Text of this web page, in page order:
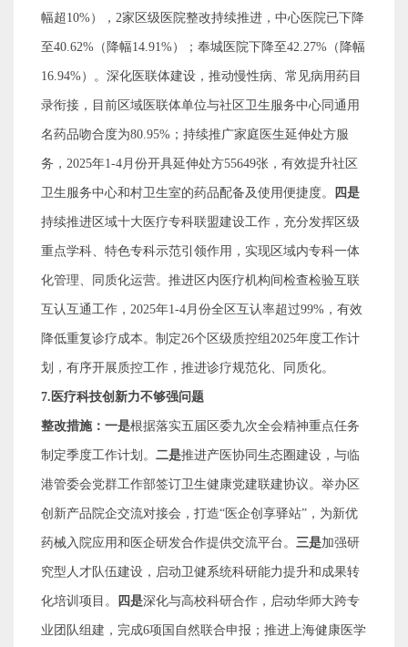
幅超 10%）， 2家区级医院整改持续推进，中心医院已下降
至40.62% （降幅14.91%）；奉城医院下降至42.27% （降幅
16.94%）。 深化医联体建设，推动慢性病、常见病用药目
录衔接，目前区域医联体单位与社区卫生服务中心同通用
名药品吻合度为80.95% ；持续推广家庭医生延伸处方服
务， 2025年1-4月份开具延伸处方55649张，有效提升社区
卫生服务中心和村卫生室的药品配备及使用便捷度。 四是
持续推进区域十大医疗专科联盟建设工作，充分发挥区级
重点学科、特色专科示范引领作用，实现区域内专科一体
化管理、同质化运营。推进区内医疗机构间检查检验互联
互认互通工作， 2025年1-4月份全区互认率超过99% ，有效
降低重复诊疗成本。制定26个区级质控组 2025年度工作计
划，有序开展质控工作，推进诊疗规范化、同质化。
7. 医疗科技创新力不够强问题
整改措施：一是根据落实五届区委九次全会精神重点任务
制定季度工作计划。 二是推进产医协同生态圈建设，与临
港管委会党群工作部签订卫生健康党建联建协议。举办区
创新产品院企交流对接会，打造“ 医企创享驿站” ，为新优
药械入院应用和医企研发合作提供交流平台。 三是加强研
究型人才队伍建设，启动卫健系统科研能力提升和成果转
化培训项目。 四是深化与高校科研合作，启动华师大跨专
业团队组建，完成6项国自然联合申报；推进上海健康医学